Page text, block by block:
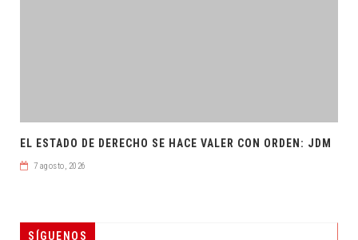
EL ESTADO DE DERECHO SE HACE VALER CON ORDEN: JDM
7 agosto, 2026
SÍGUENOS